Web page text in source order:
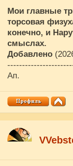
мощь должна
Наруто, и никого
забивает, и эта
Мои главные
торсовая
конечно, и
смыслах.
Добавлено
Ап.